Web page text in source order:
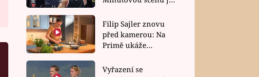
Filip Sajler znovu
před kamerou: Na
Primě ukáže
rychlé recepty
Vyřazení se